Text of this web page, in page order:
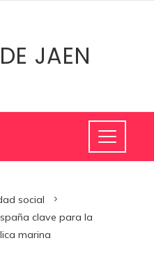
JAEN
social
clave para la
marina